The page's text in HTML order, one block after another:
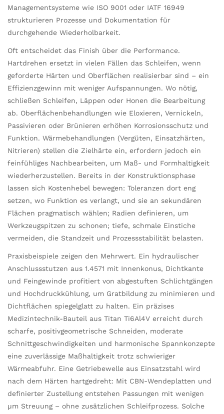
Managementsysteme wie ISO 9001 oder IATF 16949
strukturieren Prozesse und Dokumentation für
durchgehende Wiederholbarkeit.
Oft entscheidet das Finish über die Performance.
Hartdrehen ersetzt in vielen Fällen das Schleifen, wenn
geforderte Härten und Oberflächen realisierbar sind – ein
Effizienzgewinn mit weniger Aufspannungen. Wo nötig,
schließen Schleifen, Läppen oder Honen die Bearbeitung
ab. Oberflächenbehandlungen wie Eloxieren, Vernickeln,
Passivieren oder Brünieren erhöhen Korrosionsschutz und
Funktion. Wärmebehandlungen (Vergüten, Einsatzhärten,
Nitrieren) stellen die Zielhärte ein, erfordern jedoch ein
feinfühliges Nachbearbeiten, um Maß- und Formhaltigkeit
wiederherzustellen. Bereits in der Konstruktionsphase
lassen sich Kostenhebel bewegen: Toleranzen dort eng
setzen, wo Funktion es verlangt, und sie an sekundären
Flächen pragmatisch wählen; Radien definieren, um
Werkzeugspitzen zu schonen; tiefe, schmale Einstiche
vermeiden, die Standzeit und Prozessstabilität belasten.
Praxisbeispiele zeigen den Mehrwert. Ein hydraulischer
Anschlussstutzen aus 1.4571 mit Innenkonus, Dichtkante
und Feingewinde profitiert von abgestuften Schlichtgängen
und Hochdruckkühlung, um Gratbildung zu minimieren und
Dichtflächen spiegelglatt zu halten. Ein präzises
Medizintechnik-Bauteil aus Titan Ti6Al4V erreicht durch
scharfe, positivgeometrische Schneiden, moderate
Schnittgeschwindigkeiten und harmonische Spannkonzepte
eine zuverlässige Maßhaltigkeit trotz schwieriger
Wärmeabfuhr. Eine Getriebewelle aus Einsatzstahl wird
nach dem Härten hartgedreht: Mit CBN-Wendeplatten und
definierter Zustellung entstehen Passungen mit wenigen
µm Streuung – ohne zusätzlichen Schleifprozess. Solche